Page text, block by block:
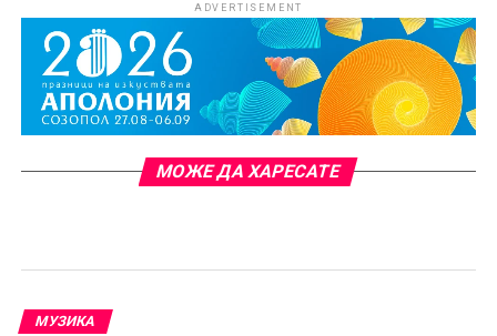
ADVERTISEMENT
МОЖЕ ДА ХАРЕСАТЕ
МУЗИКА